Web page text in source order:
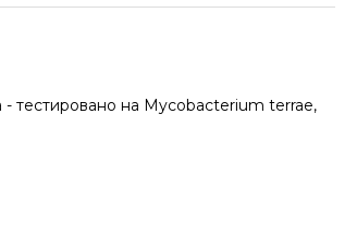
- тестировано на Mycobacterium terrae,